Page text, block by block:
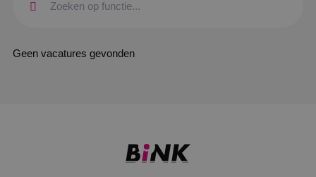
Geen vacatures gevonden